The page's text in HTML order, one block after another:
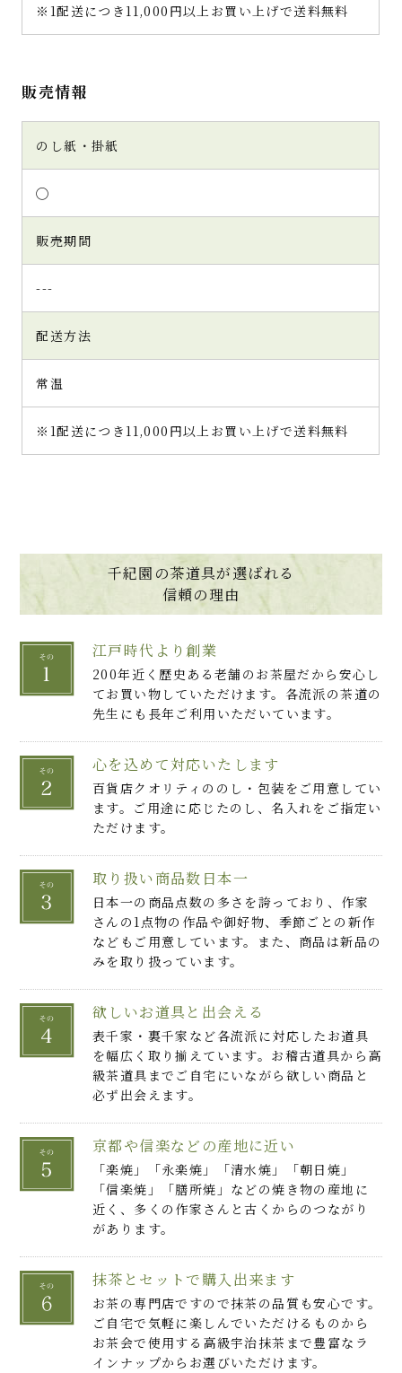
※1配送につき11,000円以上お買い上げで送料無料
販売情報
のし紙・掛紙
◯
販売期間
---
配送方法
常温
※1配送につき11,000円以上お買い上げで送料無料
千紀園の茶道具が選ばれる
信頼の理由
江戸時代より創業
200年近く歴史ある老舗のお茶屋だから安心し
てお買い物していただけます。各流派の茶道の
先生にも長年ご利用いただいています。
心を込めて対応いたします
百貨店クオリティののし・包装をご用意してい
ます。ご用途に応じたのし、名入れをご指定い
ただけます。
取り扱い商品数日本一
日本一の商品点数の多さを誇っており、作家
さんの1点物の作品や御好物、季節ごとの新作
などもご用意しています。また、商品は新品の
みを取り扱っています。
欲しいお道具と出会える
表千家・裏千家など各流派に対応したお道具
を幅広く取り揃えています。お稽古道具から高
級茶道具までご自宅にいながら欲しい商品と
必ず出会えます。
京都や信楽などの産地に近い
「楽焼」「永楽焼」「清水焼」「朝日焼」
「信楽焼」「膳所焼」などの焼き物の産地に
近く、多くの作家さんと古くからのつながり
があります。
抹茶とセットで購入出来ます
お茶の専門店ですので抹茶の品質も安心です。
ご自宅で気軽に楽しんでいただけるものから
お茶会で使用する高級宇治抹茶まで豊富なラ
インナップからお選びいただけます。